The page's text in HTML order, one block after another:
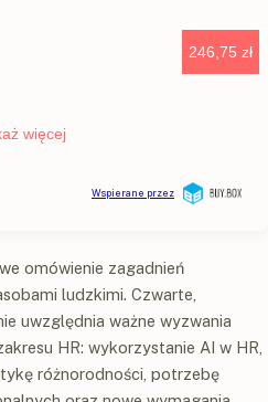
omówienie zagadnień
ludzkimi. Czwarte,
uwzględnia ważne wyzwania
HR: wykorzystanie AI w HR,
różnorodności, potrzebę